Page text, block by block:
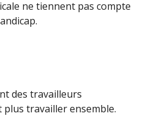
ne tiennent pas compte
des travailleurs
plus travailler ensemble.